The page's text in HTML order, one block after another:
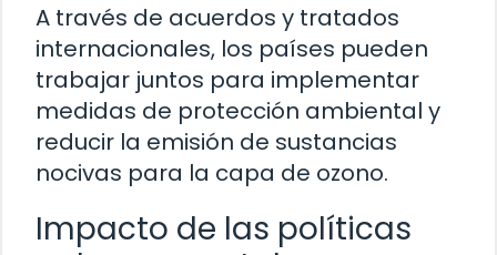
A través de acuerdos y tratados
internacionales, los países pueden
trabajar juntos para implementar
medidas de protección ambiental y
reducir la emisión de sustancias
nocivas para la capa de ozono.
Impacto de las políticas